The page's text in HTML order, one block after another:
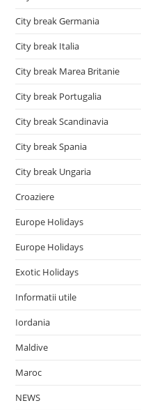
City break Germania
City break Italia
City break Marea Britanie
City break Portugalia
City break Scandinavia
City break Spania
City break Ungaria
Croaziere
Europe Holidays
Europe Holidays
Exotic Holidays
Informatii utile
Iordania
Maldive
Maroc
NEWS